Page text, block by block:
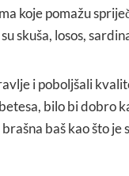
koje pomažu
skuša, losos,
i poboljšali
bilo bi dobro
baš kao što je